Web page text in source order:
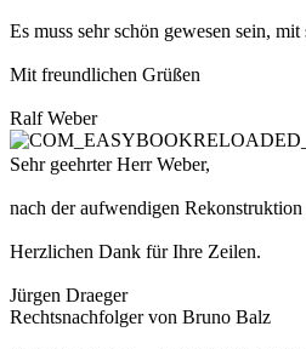
Es muss sehr schön gewesen sein,
Mit freundlichen Grüßen
Ralf Weber
Sehr geehrter Herr Weber,
nach der aufwendigen
Herzlichen Dank für Ihre Zeilen.
Jürgen Draeger
Rechtsnachfolger von Bruno Balz